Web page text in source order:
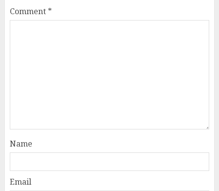
Comment *
Name
Email